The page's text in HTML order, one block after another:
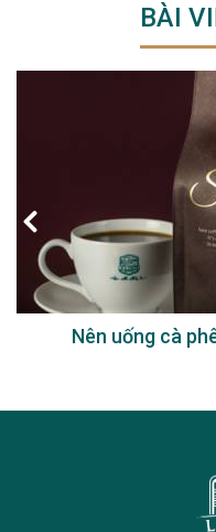
BÀI
Nên uống cà